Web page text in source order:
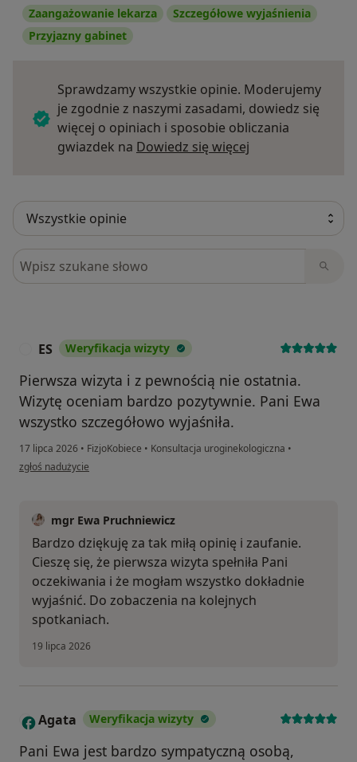
Zaangażowanie lekarza
Szczegółowe wyjaśnienia
Przyjazny gabinet
Sprawdzamy wszystkie opinie. Moderujemy
je zgodnie z naszymi zasadami, dowiedz się
więcej o opiniach i sposobie obliczania
gwiazdek na Dowiedz się więcej
Szukaj w opiniach
ES Weryfikacja wizyty
Pierwsza wizyta i z pewnością nie ostatnia.
Wizytę oceniam bardzo pozytywnie. Pani Ewa
wszystko szczegółowo wyjaśniła.
17 lipca 2026 • FizjoKobiece • Konsultacja uroginekologiczna •
w opinii użytkownika ES
zgłoś nadużycie
mgr Ewa Pruchniewicz
Bardzo dziękuję za tak miłą opinię i zaufanie.
Cieszę się, że pierwsza wizyta spełniła Pani
oczekiwania i że mogłam wszystko dokładnie
wyjaśnić. Do zobaczenia na kolejnych
spotkaniach.
19 lipca 2026
A Agata Weryfikacja wizyty
Pani Ewa jest bardzo sympatyczną osobą,